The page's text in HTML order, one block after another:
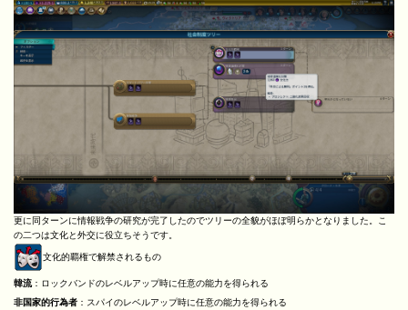
更に同ターンに情報戦争の研究が完了したのでツリーの全貌がほぼ明らかとなりました。こ
の二つは文化と外交に役立ちそうです。
文化的覇権で解禁されるもの
韓流：ロックバンドのレベルアップ時に任意の能力を得られる
非国家的行為者 ：スパイのレベルアップ時に任意の能力を得られる